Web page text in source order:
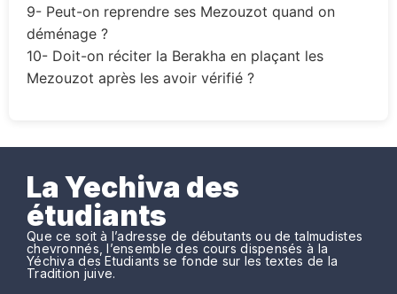
9- Peut-on reprendre ses Mezouzot quand on
déménage ?
10- Doit-on réciter la Berakha en plaçant les
Mezouzot après les avoir vérifié ?
La Yechiva des
étudiants
Que ce soit à l’adresse de débutants ou de talmudistes
chevronnés, l’ensemble des cours dispensés à la
Yéchiva des Etudiants se fonde sur les textes de la
Tradition juive.